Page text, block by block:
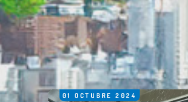
01 OCTUBRE 2024